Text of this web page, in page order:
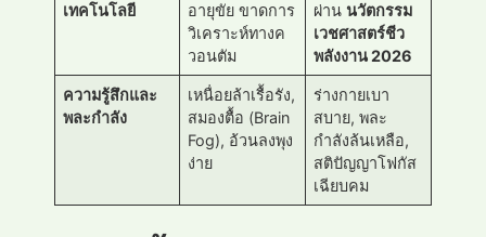
เทคโนโลยี
อายุขัย ขาดการ
วิเคราะห์ทางค
วอนตัม
ผ่านนวัตกรรม
เวชศาสตร์ชีว
พลังงาน 2026
ความรู้สึกและ
พละกำลัง
เหนื่อยล้าเรื้อรัง,
สมองตื้อ (Brain
Fog), อ้วนลงพุง
ง่าย
ร่างกายเบา
สบาย, พละ
กำลังล้นเหลือ,
สติปัญญาโฟกัส
เฉียบคม